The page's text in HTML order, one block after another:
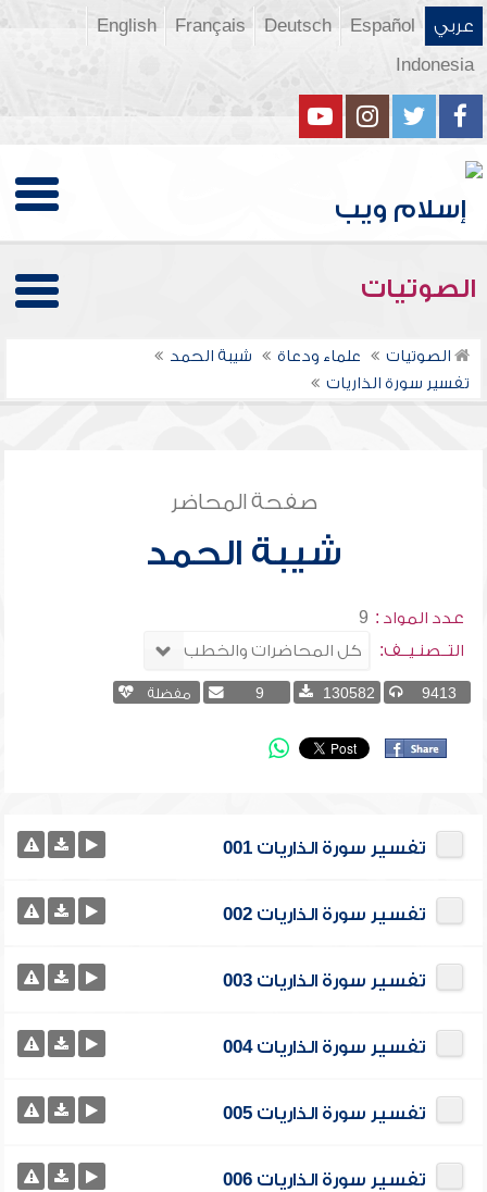
عربي Español
Deutsch
Français
English
Indonesia
الصوتيات
الصوتيات علماء ودعاة
شيبة الحمد
تفسير سورة الذاريات
صفحة المحاضر
شيبة الحمد
عدد المواد : 9
التــصنـيــف:
9413
130582
9 مفضلة
تفسير سورة الذاريات 001
تفسير سورة الذاريات 002
تفسير سورة الذاريات 003
تفسير سورة الذاريات 004
تفسير سورة الذاريات 005
تفسير سورة الذاريات 006